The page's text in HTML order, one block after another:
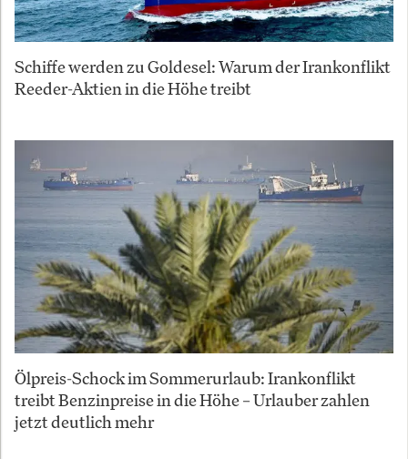
Schiffe werden zu Goldesel: Warum der Irankonflikt
Reeder-Aktien in die Höhe treibt
Ölpreis-Schock im Sommerurlaub: Irankonflikt
treibt Benzinpreise in die Höhe – Urlauber zahlen
jetzt deutlich mehr